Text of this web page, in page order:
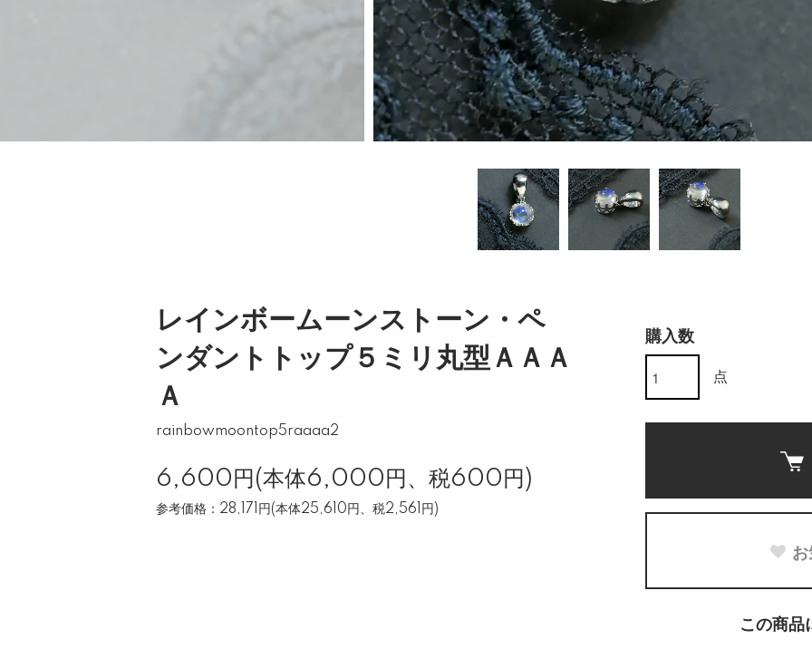
レインボームーンストーン・ペ
ンダントトップ５ミリ丸型ＡＡＡ
Ａ
rainbowmoontop5raaaa2
6,600円(本体6,000円、税600円)
参考価格：28,171円(本体25,610円、税2,561円)
購入数
点
この商品